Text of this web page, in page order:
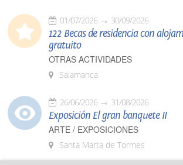
01/07/2026 30/09/2026
122 Becas de residencia con
gratuito
OTRAS ACTIVIDADES
Salamanca
26/06/2026 31/08/2026
Exposición El gran banquete II
ARTE / EXPOSICIONES
Santa Marta de Tormes